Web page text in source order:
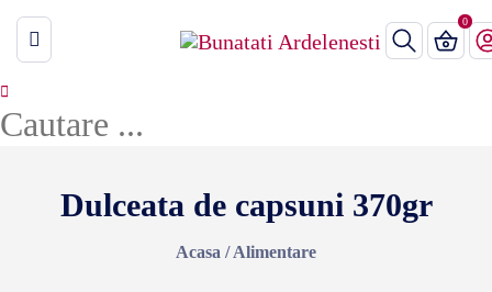
Dulceata de capsuni 370gr
Acasa /Alimentare